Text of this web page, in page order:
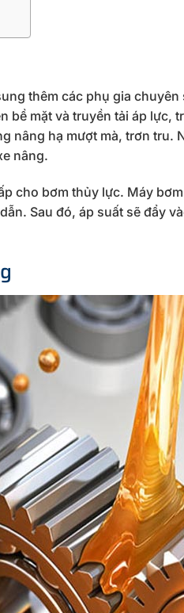
thêm các phụ gia
bề mặt và truyền tải áp lực,
nâng hạ mượt mà, trơn tru.
nâng.
cho bơm thủy lực. Máy
Sau đó, áp suất sẽ đẩy